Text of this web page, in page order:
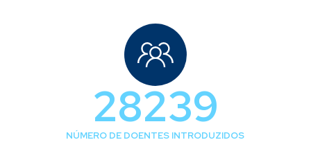
39387
NÚMERO DE DOENTES INTRODUZIDOS